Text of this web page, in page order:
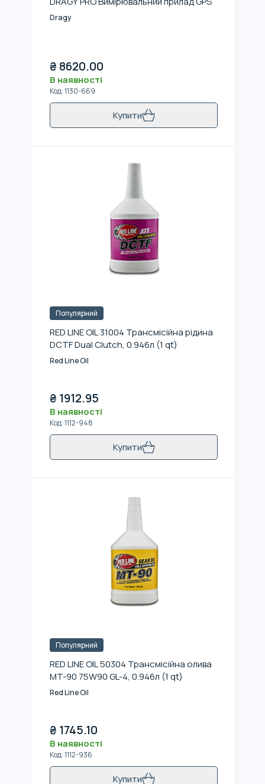
Dragy
₴ 8620.00
В наявності
Код:1130-669
Купити
Популярний
RED LINE OIL 31004 Трансмісійна рідина
DCTF Dual Clutch, 0.946л (1 qt)
Red Line Oil
₴ 1912.95
В наявності
Код:1112-948
Купити
Популярний
RED LINE OIL 50304 Трансмісійна олива
MT-90 75W90 GL-4, 0.946л (1 qt)
Red Line Oil
₴ 1745.10
В наявності
Код:1112-936
Купити